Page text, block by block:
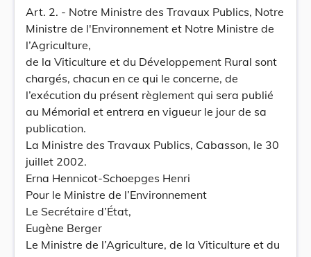
Art. 2. - Notre Ministre des Travaux Publics, Notre
Ministre de l'Environnement et Notre Ministre de
l’Agriculture,
de la Viticulture et du Développement Rural sont
chargés, chacun en ce qui le concerne, de
l’exécution du présent règlement qui sera publié
au Mémorial et entrera en vigueur le jour de sa
publication.
La Ministre des Travaux Publics, Cabasson, le 30
juillet 2002.
Erna Hennicot-Schoepges Henri
Pour le Ministre de l’Environnement
Le Secrétaire d’État,
Eugène Berger
Le Ministre de l’Agriculture, de la Viticulture et du